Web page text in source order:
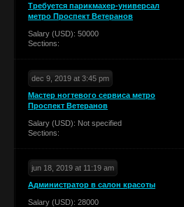
Требуется парикмахер-универсал
метро Проспект Ветеранов
Salary (USD): 50000
Sections:
dec 9, 2019 at 3:45 pm
Мастер ногтевого сервиса метро
Проспект Ветеранов
Salary (USD): Not specified
Sections:
jun 18, 2019 at 11:19 am
Администратор в салон красоты
Salary (USD): 28000